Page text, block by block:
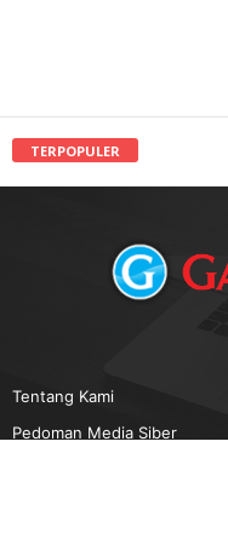
TERPOPULER
Tentang Kami
Pedoman Media Siber